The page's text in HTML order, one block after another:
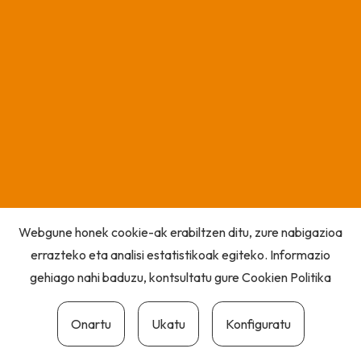
Webgune honek cookie-ak erabiltzen ditu, zure nabigazioa
errazteko eta analisi estatistikoak egiteko. Informazio
gehiago nahi baduzu, kontsultatu gureCookien Politika
Onartu Ukatu Konfiguratu